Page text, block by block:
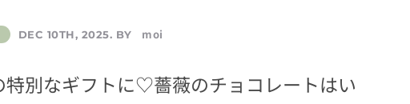
DEC 10TH, 2025. BY
moi
特別なギフトに♡薔薇のチョコレートはい